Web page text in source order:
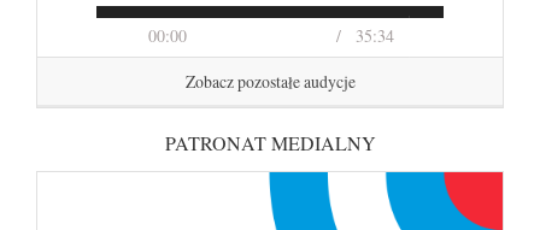
00:00 35:34
Zobacz pozostałe audycje
PATRONAT MEDIALNY